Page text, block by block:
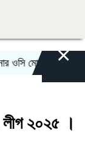
মোঃ আমিনুল ইসলাম
×
লীগ ২০২৫ ।